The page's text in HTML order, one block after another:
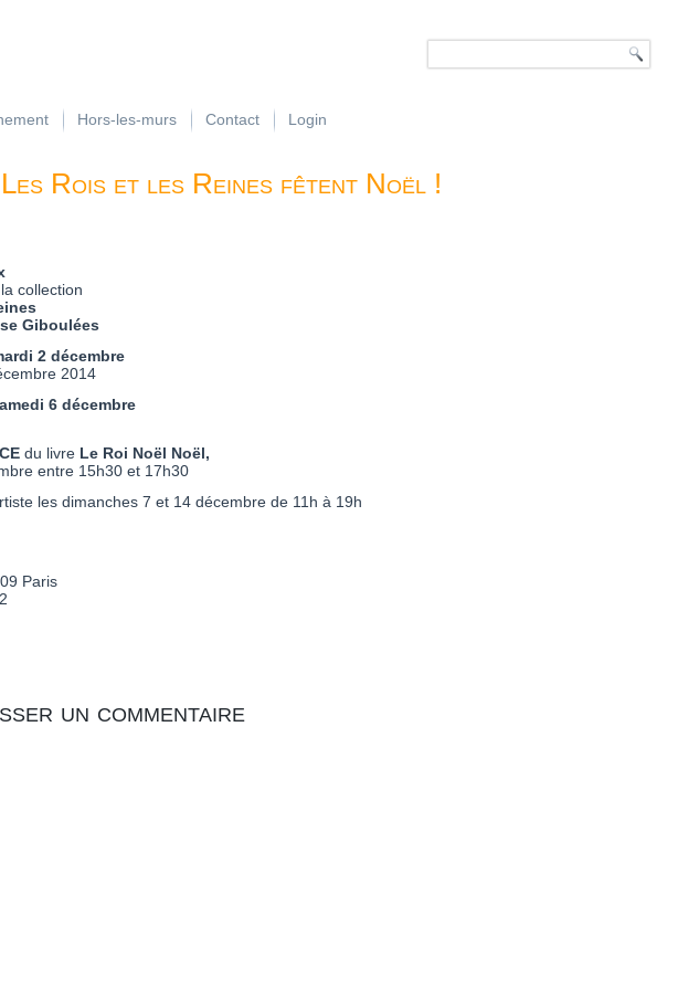
Hors-les-murs Contact Login
Rois et les Reines fêtent Noël !
collection
Giboulées
2 décembre
2014
6 décembre
du livre Le Roi Noël Noël,
entre 15h30 et 17h30
les dimanches 7 et 14 décembre de 11h à 19h
Paris
un commentaire